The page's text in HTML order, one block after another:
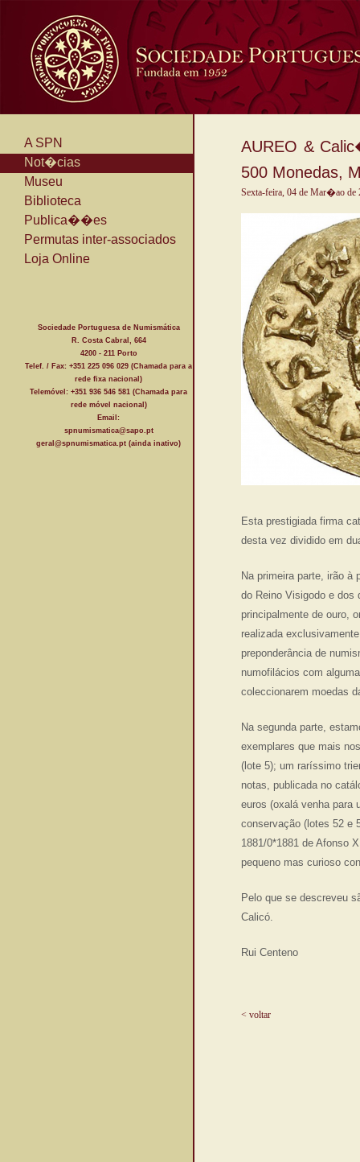
A SPN
Not�cias
Museu
Biblioteca
Publica��es
Permutas inter-associados
Loja Online
Sociedade Portuguesa de Numismática
R. Costa Cabral, 664
4200 - 211 Porto
Telef. / Fax: +351 225 096 029 (Chamada para a
rede fixa nacional)
Telemóvel: +351 936 546 581 (Chamada para
rede móvel nacional)
Email:
spnumismatica@sapo.pt
geral@spnumismatica.pt (ainda inativo)
AUREO &
500 Monedas,
Sexta-feira, 04 de Mar�ao de
Esta prestigiada firma
desta vez dividido em
Na primeira parte, irão à
do Reino Visigodo e dos
principalmente de ouro,
realizada
preponderância de
numofilácios com
coleccionarem moedas
Na segunda parte,
exemplares que mais
(lote 5); um raríssimo
notas, publicada no
euros (oxalá venha para
conservação (lotes 52 e
1881/0*1881 de Afonso
pequeno mas curioso
Pelo que se descreveu
Calicó.
Rui Centeno
< voltar